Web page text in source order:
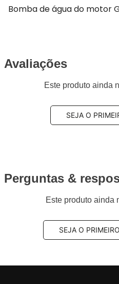
Bomba de água do motor
Avaliações
Este produto ainda
SEJA O
Perguntas &
Este produto ainda
SEJA O